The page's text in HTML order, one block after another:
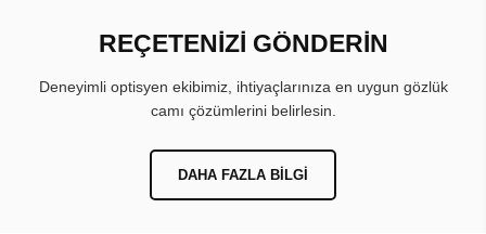
REÇETENİZİ GÖNDERİN
Deneyimli optisyen ekibimiz, ihtiyaçlarınıza en uygun gözlük
camı çözümlerini belirlesin.
DAHA FAZLA BILGI